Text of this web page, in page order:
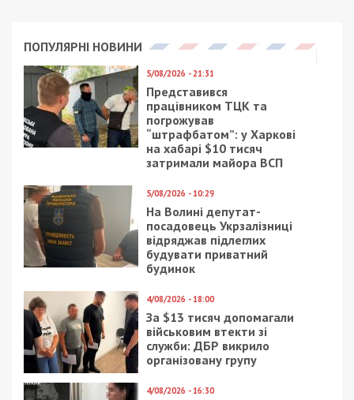
тепловые сети школ и детсадов не успели
восстановить после того, как их перевели на
баланс города. Это и является основной
причиной задержки отопления.
Принял фонд в ужасном состоянии. Каждый порыв – это
утечки. Но мало того, это, даже, не самое страшное.
Самое страшное, что приходится останавливать всё
технологическое оборудование по линии этого порыва.
Сейчас придётся потратить не один час, чтобы все
коммуникации привести в порядок, – отметил Герман
Ликасов, главный инженер КП “Комэнергосервис”.
А сколько еще времени необходимо, чтобы
включить отопление в 82-й школе – ответ на
этот вопрос журналисты 9 канала ждут от КП
«Теплоэнерго».
Также читайте:Чиновники пообещали
полностью запустить отопление в
Приднепровске в течение 2 дней